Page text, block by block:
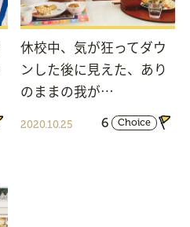
休校中、気が狂ってダウ
ンした後に見えた、あり
のままの我が…
2020.10.25 6 Choice